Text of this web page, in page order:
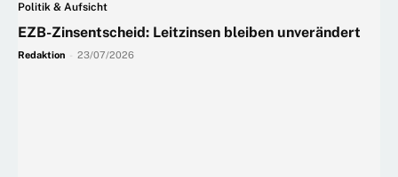
Politik & Aufsicht
EZB-Zinsentscheid: Leitzinsen bleiben unverändert
Redaktion 23/07/2026